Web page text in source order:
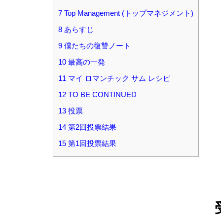
7 Top Management (トップマネジメント)
8 あらすじ
9 僕たちの復讐ノート
10 最高の一発
11 マイ ロマンチック サム レシピ
12 TO BE CONTINUED
13 投票
14 第2回投票結果
15 第1回投票結果